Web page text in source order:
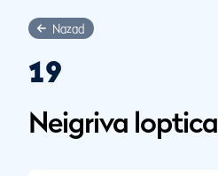
Nazad
19
Neigriva loptica